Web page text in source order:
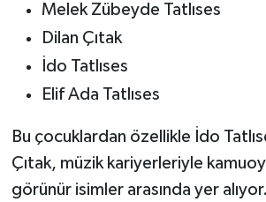
Melek Zübeyde Tatlıses
Dilan Çıtak
İdo Tatlıses
Elif Ada Tatlıses
Bu çocuklardan özellikle İdo
Çıtak, müzik kariyerleriyle
görünür isimler arasında yer